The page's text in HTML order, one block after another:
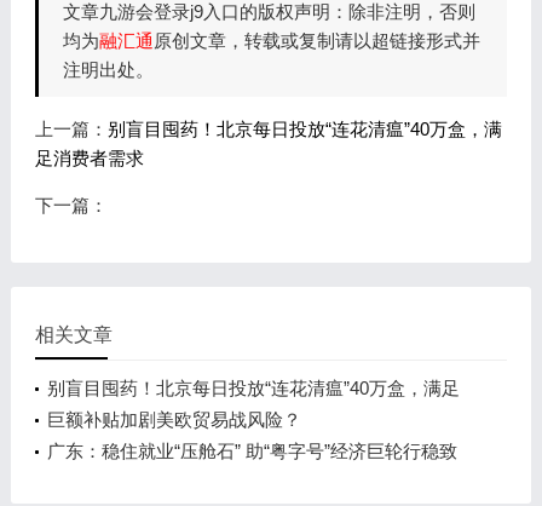
文章九游会登录j9入口的版权声明：除非注明，否则
均为融汇通 原创文章，转载或复制请以超链接形式并
注明出处。
上一篇： 别盲目囤药！北京每日投放“连花清瘟”40万盒，满
足消费者需求
下一篇：
相关文章
别盲目囤药！北京每日投放“连花清瘟”40万盒，满足
消费者需求
巨额补贴加剧美欧贸易战风险？
广东：稳住就业“压舱石” 助“粤字号”经济巨轮行稳致